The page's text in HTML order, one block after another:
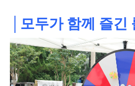
│모두가 함께 즐긴